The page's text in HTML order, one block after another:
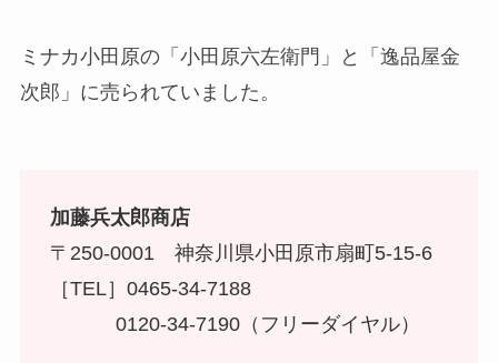
ミナカ小田原の「小田原六左衛門」と「逸品屋金
次郎」に売られていました。
加藤兵太郎商店
〒250-0001 神奈川県小田原市扇町5-15-6
［TEL］0465-34-7188
0120-34-7190（フリーダイヤル）